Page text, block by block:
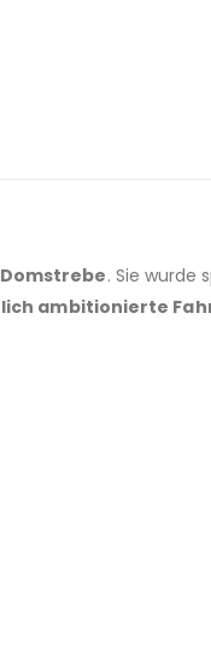
. Sie wurde
ambitionierte